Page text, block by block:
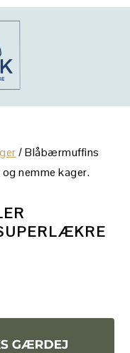
/Blåbærmuffins
nemme kager.